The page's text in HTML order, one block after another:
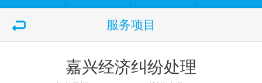
服务项目
嘉兴经济纠纷处理